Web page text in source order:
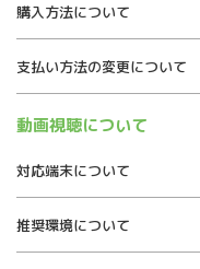
購入方法について
支払い方法の変更について
動画視聴について
対応端末について
推奨環境について